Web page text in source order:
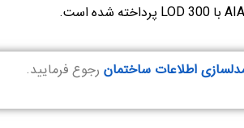
رجوع فرمایید.